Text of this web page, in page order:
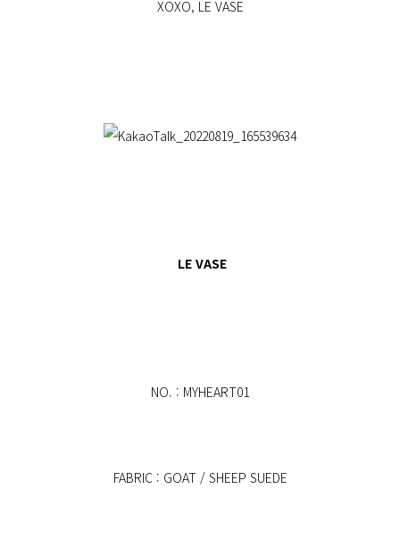
XOXO, LE VASE
LE VASE
NO. : MYHEART01
FABRIC : GOAT / SHEEP SUEDE